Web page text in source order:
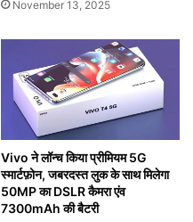
November 13, 2025
Vivo ने लॉन्च किया प्रीमियम 5G
स्मार्टफ़ोन, जबरदस्त लुक के साथ मिलेगा
50MP का DSLR कैमरा एंव
7300mAh की बैटरी